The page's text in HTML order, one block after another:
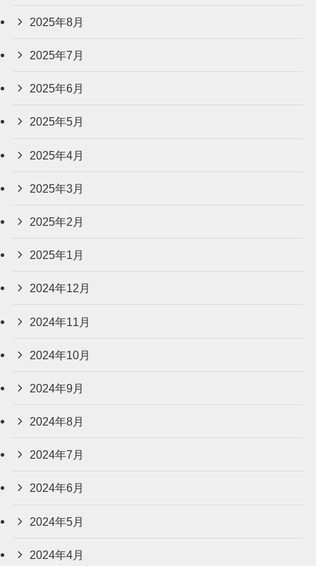
2025年8月
2025年7月
2025年6月
2025年5月
2025年4月
2025年3月
2025年2月
2025年1月
2024年12月
2024年11月
2024年10月
2024年9月
2024年8月
2024年7月
2024年6月
2024年5月
2024年4月